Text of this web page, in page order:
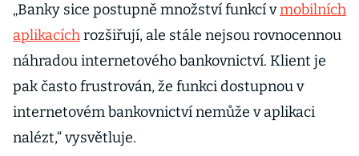
„Banky sice postupně množství funkcí vmobilních
aplikacíchrozšiřují, ale stále nejsou rovnocennou
náhradou internetového bankovnictví. Klient je
pak často frustrován, že funkci dostupnou v
internetovém bankovnictví nemůže v aplikaci
nalézt,“ vysvětluje.